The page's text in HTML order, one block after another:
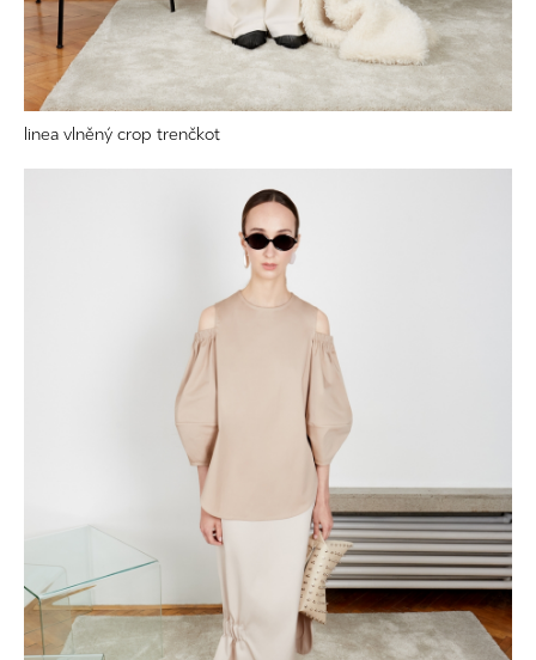
linea vlněný crop trenčkot